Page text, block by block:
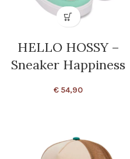
HELLO HOSSY –
Sneaker Happiness
€ 54,90